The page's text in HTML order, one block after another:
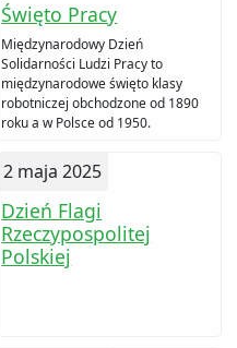
Święto Pracy
Międzynarodowy Dzień
Solidarności Ludzi Pracy to
międzynarodowe święto klasy
robotniczej obchodzone od 1890
roku a w Polsce od 1950.
2 maja 2025
Dzień Flagi
Rzeczypospolitej
Polskiej